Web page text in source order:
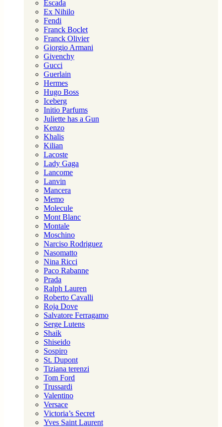
Escada
Ex Nihilo
Fendi
Franck Boclet
Franck Olivier
Giorgio Armani
Givenchy
Gucci
Guerlain
Hermes
Hugo Boss
Iceberg
Initio Parfums
Juliette has a Gun
Kenzo
Khalis
Kilian
Lacoste
Lady Gaga
Lancome
Lanvin
Mancera
Memo
Molecule
Mont Blanc
Montale
Moschino
Narciso Rodriguez
Nasomatto
Nina Ricci
Paco Rabanne
Prada
Ralph Lauren
Roberto Cavalli
Roja Dove
Salvatore Ferragamo
Serge Lutens
Shaik
Shiseido
Sospiro
St. Dupont
Tiziana terenzi
Tom Ford
Trussardi
Valentino
Versace
Victoria’s Secret
Yves Saint Laurent